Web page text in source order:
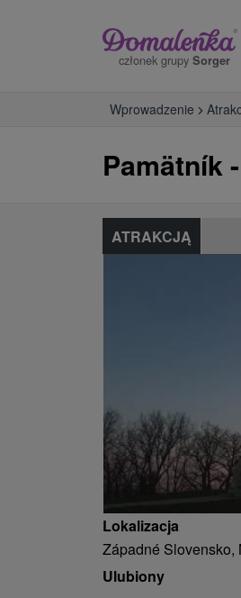
członek grupy Sorger
Wprowadzenie
Pamätník
ATRAKCJĄ
Lokalizacja
Západné Slovensko,
Ulubiony